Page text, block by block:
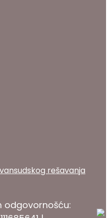
rešavanja
odgovornošću: